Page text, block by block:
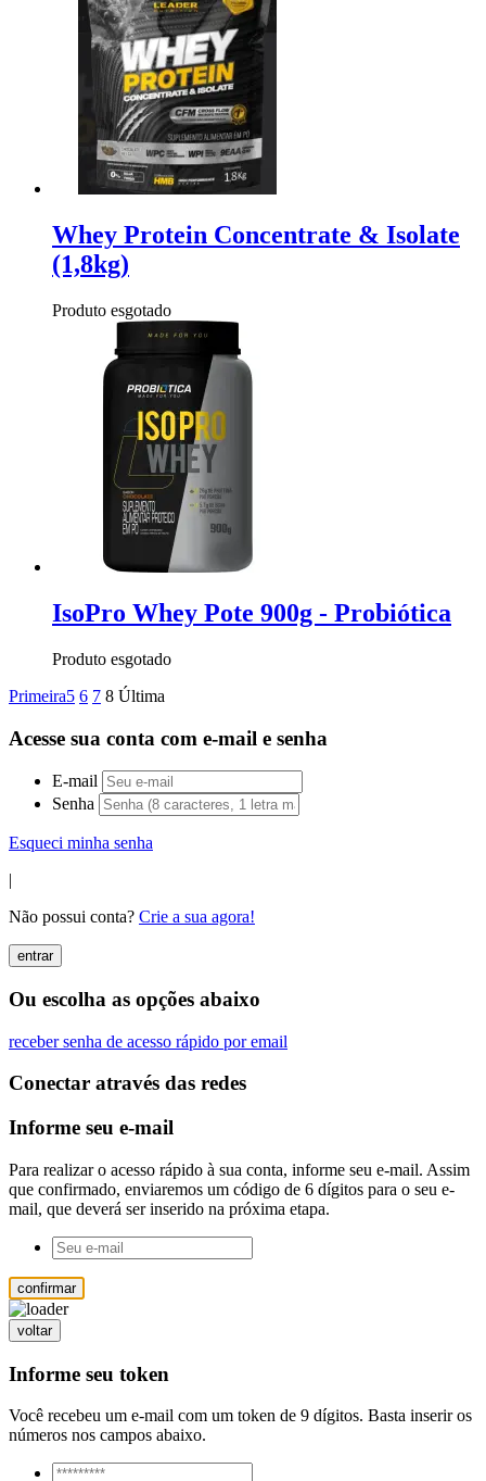
Whey Protein Concentrate & Isolate
(1,8kg)
Produto esgotado
IsoPro Whey Pote 900g - Probiótica
Produto esgotado
Primeira5 6 7 8 Última
Acesse sua conta com e-mail e senha
E-mail
Senha
Esqueci minha senha
|
Não possui conta? Crie a sua agora!
entrar
Ou escolha as opções abaixo
receber senha de acesso rápido por email
Conectar através das redes
Informe seu e-mail
Para realizar o acesso rápido à sua conta, informe seu e-mail. Assim
que confirmado, enviaremos um código de 6 dígitos para o seu e-
mail, que deverá ser inserido na próxima etapa.
confirmar
voltar
Informe seu token
Você recebeu um e-mail com um token de 9 dígitos. Basta inserir os
números nos campos abaixo.